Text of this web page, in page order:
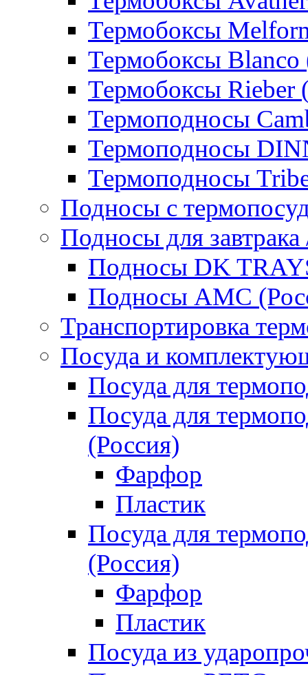
Термобоксы
Термобоксы Blanco
Термобоксы Rieber
Термоподносы
Термоподносы
Термоподносы
Подносы с
Подносы для завтрака
Подносы DK
Подносы AMC
Транспортировка
Посуда и
Посуда для
Посуда для
(Россия)
Фарфор
Пластик
Посуда для
(Россия)
Фарфор
Пластик
Посуда из